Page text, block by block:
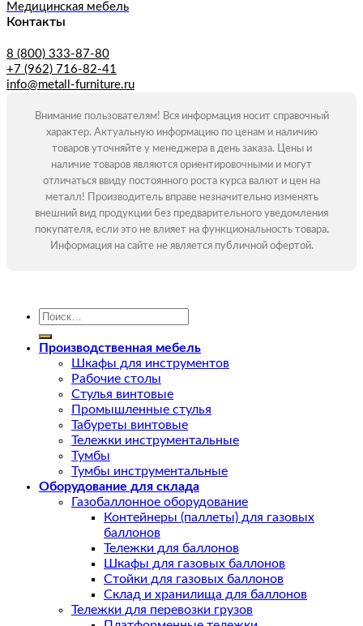
Медицинская мебель
Контакты
8 (800) 333-87-80
+7 (962) 716-82-41
info@metall-furniture.ru
Внимание пользователям! Вся информация носит справочный
характер. Актуальную информацию по ценам и наличию
товаров уточняйте у менеджера в день заказа. Цены и
наличие товаров являются ориентировочными и могут
отличаться ввиду постоянного роста курса валют и цен на
металл! Производитель вправе незначительно изменять
внешний вид продукции без предварительного уведомления
покупателя, если это не влияет на функциональность товара.
Информация на сайте не является публичной офертой.
Искать:
Производственная мебель
Шкафы для инструментов
Рабочие столы
Стулья винтовые
Промышленные стулья
Табуреты винтовые
Тележки инструментальные
Тумбы
Тумбы инструментальные
Оборудование для склада
Газобаллонное оборудование
Контейнеры (паллеты) для газовых
баллонов
Тележки для баллонов
Шкафы для газовых баллонов
Стойки для газовых баллонов
Склад и хранилища для баллонов
Тележки для перевозки грузов